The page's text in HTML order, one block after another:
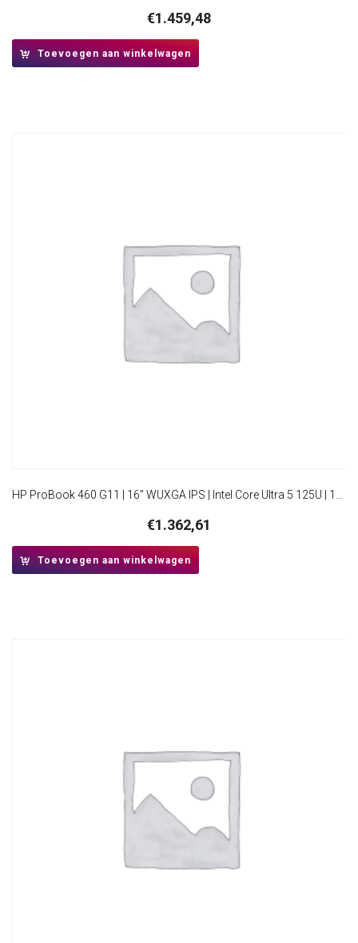
€1.459,48
Toevoegen aan winkelwagen
€1.362,61
Toevoegen aan winkelwagen